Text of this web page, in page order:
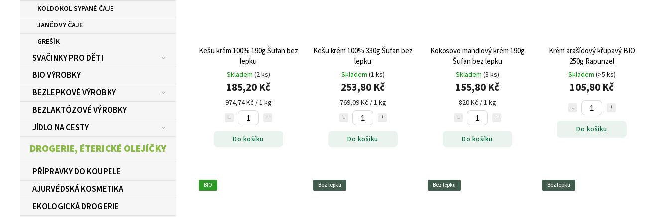
KOLDOKOL SYPANÉ ČAJE
JANČOVY ČAJE
GREŠÍK
SVAČINKY PRO DĚTI
BIO VÝROBKY
BEZLEPKOVÉ VÝROBKY
BEZLAKTÓZOVÉ VÝROBKY
JÍDLO NA CESTY
DROGERIE, ÉTERICKÉ OLEJÍČKY
PŘÍPRAVKY DO KOUPELE
AJURVÉDSKÁ KOSMETIKA
EKOLOGICKÁ DROGERIE
Kešu krém 100% 190g Šufan bez
lepku
Skladem (2 ks)
185,20 Kč
974,74 Kč / 1 kg
Do košíku
Kešu krém 100% 330g Šufan bez
lepku
Skladem (1 ks)
253,80 Kč
769,09 Kč / 1 kg
Do košíku
Kokosovo mandlový krém 190g
Šufan bez lepku
Skladem (3 ks)
155,80 Kč
820 Kč / 1 kg
Do košíku
Krém arašídový křupavý BIO
250g Rapunzel
Skladem (>5 ks)
105,80 Kč
Do košíku
BIO Bez lepku Bez lepku Bez lepku